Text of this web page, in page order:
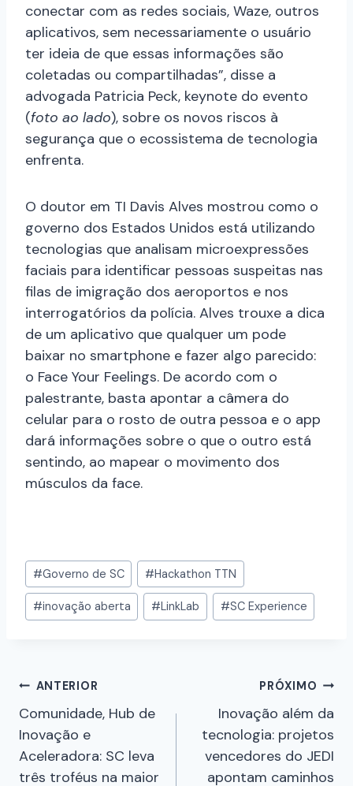
conectar com as redes sociais, Waze, outros
aplicativos, sem necessariamente o usuário
ter ideia de que essas informações são
coletadas ou compartilhadas”, disse a
advogada Patricia Peck, keynote do evento
(foto ao lado), sobre os novos riscos à
segurança que o ecossistema de tecnologia
enfrenta.
O doutor em TI Davis Alves mostrou como o
governo dos Estados Unidos está utilizando
tecnologias que analisam microexpressões
faciais para identificar pessoas suspeitas nas
filas de imigração dos aeroportos e nos
interrogatórios da polícia. Alves trouxe a dica
de um aplicativo que qualquer um pode
baixar no smartphone e fazer algo parecido:
o Face Your Feelings. De acordo com o
palestrante, basta apontar a câmera do
celular para o rosto de outra pessoa e o app
dará informações sobre o que o outro está
sentindo, ao mapear o movimento dos
músculos da face.
#Governo de SC #Hackathon TTN
#inovação aberta #LinkLab #SC Experience
ANTERIOR
Comunidade, Hub de
Inovação e
Aceleradora: SC leva
três troféus na maior
PRÓXIMO
Inovação além da
tecnologia: projetos
vencedores do JEDI
apontam caminhos